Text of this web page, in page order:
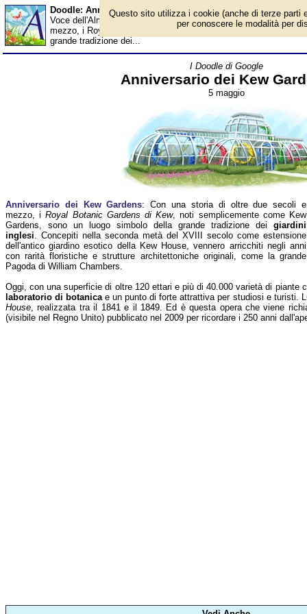
Doodle: Anniversario dei Kew Gardens - Almanacco
Voce dell'Almanacco del 5 maggio, per la rubrica 'I Doodle di
mezzo, i Royal Botanic Gardens di Kew, noti semplicemente
grande tradizione dei...
I Doodle di Google
Anniversario dei Kew
5 maggio
Anniversario dei Kew Gardens: Con una storia di oltre due secoli e
mezzo, iRoyal Botanic Gardens di Kew, noti semplicemente come Kew
Gardens, sono un luogo simbolo della grande tradizione dei giardini
inglesi. Concepiti nella seconda metà del XVIII secolo come estensione
dell'antico giardino esotico della Kew House, vennero arricchiti negli anni
con rarità floristiche e strutture architettoniche originali, come la grande
Pagoda di William Chambers.
Oggi, con una superficie di oltre 120 ettari e più di 40.000 varietà di piante
laboratorio di botanicae un punto di forte attrattiva per studiosi e turisti.
House, realizzata tra il 1841 e il 1849. Ed è questa opera che viene
(visibile nel Regno Unito) pubblicato nel 2009 per ricordare i 250 anni
Questo sito utilizza i cookie (anche di terze parti
per conoscere le modalità per